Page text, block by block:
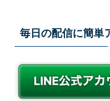
毎日の配信に簡単